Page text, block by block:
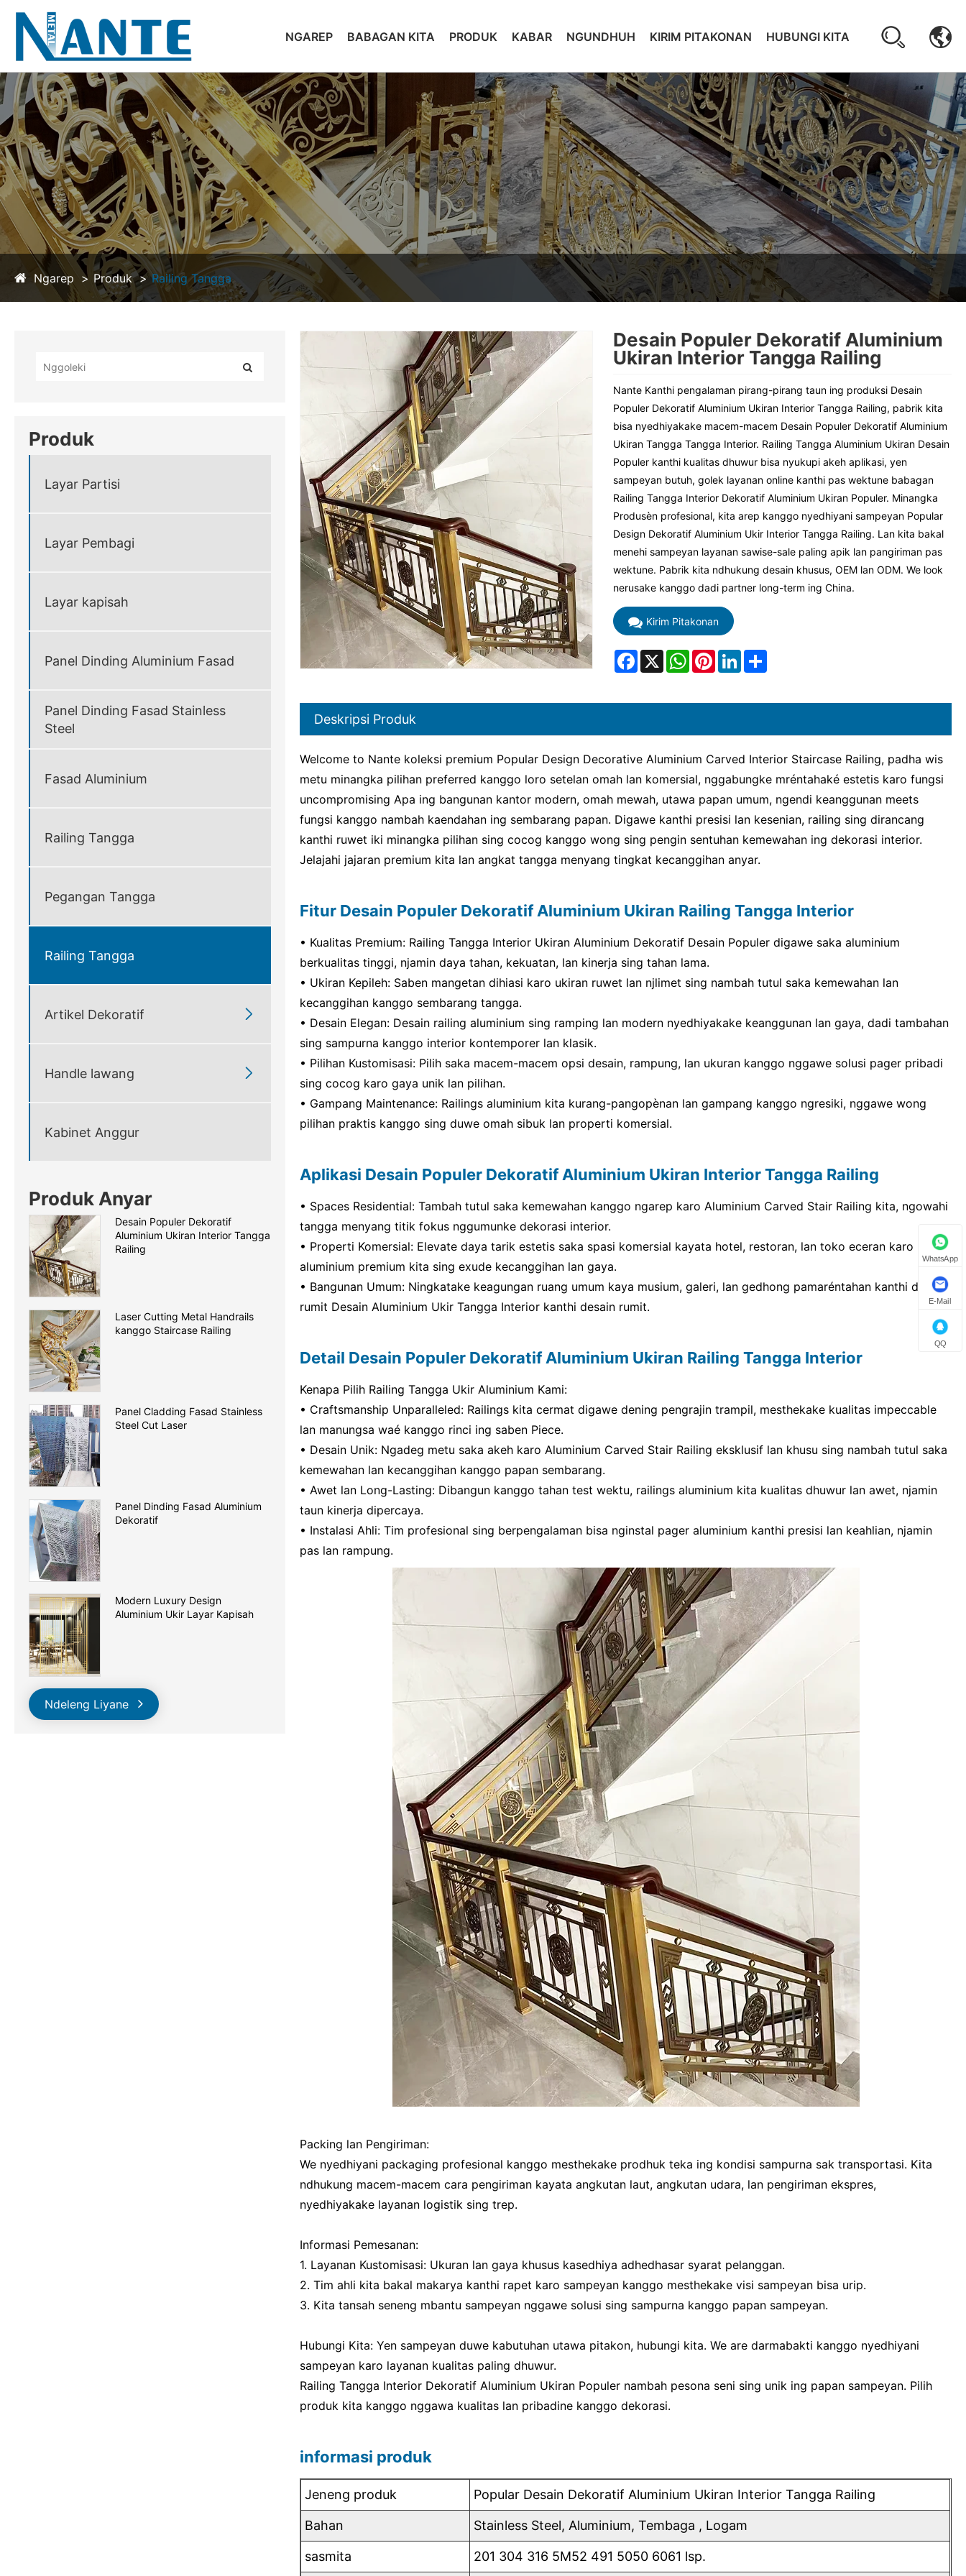
NGAREP BABAGAN KITA PRODUK KABAR NGUNDHUH KIRIM PITAKONAN HUBUNGI KITA
Ngarep Produk Railing Tangga
Produk
Layar Partisi
Layar Pembagi
Layar kapisah
Panel Dinding Aluminium Fasad
Panel Dinding Fasad Stainless
Steel
Fasad Aluminium
Railing Tangga
Pegangan Tangga
Railing Tangga
Artikel Dekoratif 
Handle lawang 
Kabinet Anggur
Produk Anyar
Desain Populer Dekoratif
Aluminium Ukiran Interior Tangga
Railing
Laser Cutting Metal Handrails
kanggo Staircase Railing
Panel Cladding Fasad Stainless
Steel Cut Laser
Panel Dinding Fasad Aluminium
Dekoratif
Modern Luxury Design
Aluminium Ukir Layar Kapisah
Ndeleng Liyane
Desain Populer Dekoratif Aluminium
Ukiran Interior Tangga Railing
Nante Kanthi pengalaman pirang-pirang taun ing produksi Desain
Populer Dekoratif Aluminium Ukiran Interior Tangga Railing, pabrik kita
bisa nyedhiyakake macem-macem Desain Populer Dekoratif Aluminium
Ukiran Tangga Tangga Interior. Railing Tangga Aluminium Ukiran Desain
Populer kanthi kualitas dhuwur bisa nyukupi akeh aplikasi, yen
sampeyan butuh, golek layanan online kanthi pas wektune babagan
Railing Tangga Interior Dekoratif Aluminium Ukiran Populer. Minangka
Produsèn profesional, kita arep kanggo nyedhiyani sampeyan Popular
Design Dekoratif Aluminium Ukir Interior Tangga Railing. Lan kita bakal
menehi sampeyan layanan sawise-sale paling apik lan pangiriman pas
wektune. Pabrik kita ndhukung desain khusus, OEM lan ODM. We look
nerusake kanggo dadi partner long-term ing China.
Kirim Pitakonan
Facebook
X WhatsAppPinterestLinkedInShare
Deskripsi Produk
Welcome to Nante koleksi premium Popular Design Decorative Aluminium Carved Interior Staircase Railing, padha wis
metu minangka pilihan preferred kanggo loro setelan omah lan komersial, nggabungke mréntahaké estetis karo fungsi
uncompromising Apa ing bangunan kantor modern, omah mewah, utawa papan umum, ngendi keanggunan meets
fungsi kanggo nambah kaendahan ing sembarang papan. Digawe kanthi presisi lan kesenian, railing sing dirancang
kanthi ruwet iki minangka pilihan sing cocog kanggo wong sing pengin sentuhan kemewahan ing dekorasi interior.
Jelajahi jajaran premium kita lan angkat tangga menyang tingkat kecanggihan anyar.
Fitur Desain Populer Dekoratif Aluminium Ukiran Railing Tangga Interior
• Kualitas Premium: Railing Tangga Interior Ukiran Aluminium Dekoratif Desain Populer digawe saka aluminium
berkualitas tinggi, njamin daya tahan, kekuatan, lan kinerja sing tahan lama.
• Ukiran Kepileh: Saben mangetan dihiasi karo ukiran ruwet lan njlimet sing nambah tutul saka kemewahan lan
kecanggihan kanggo sembarang tangga.
• Desain Elegan: Desain railing aluminium sing ramping lan modern nyedhiyakake keanggunan lan gaya, dadi tambahan
sing sampurna kanggo interior kontemporer lan klasik.
• Pilihan Kustomisasi: Pilih saka macem-macem opsi desain, rampung, lan ukuran kanggo nggawe solusi pager pribadi
sing cocog karo gaya unik lan pilihan.
• Gampang Maintenance: Railings aluminium kita kurang-pangopènan lan gampang kanggo ngresiki, nggawe wong
pilihan praktis kanggo sing duwe omah sibuk lan properti komersial.
Aplikasi Desain Populer Dekoratif Aluminium Ukiran Interior Tangga Railing
• Spaces Residential: Tambah tutul saka kemewahan kanggo ngarep karo Aluminium Carved Stair Railing kita, ngowahi
tangga menyang titik fokus nggumunke dekorasi interior.
• Properti Komersial: Elevate daya tarik estetis saka spasi komersial kayata hotel, restoran, lan toko eceran karo pager
aluminium premium kita sing exude kecanggihan lan gaya.
• Bangunan Umum: Ningkatake keagungan ruang umum kaya musium, galeri, lan gedhong pamaréntahan kanthi desain
rumit Desain Aluminium Ukir Tangga Interior kanthi desain rumit.
Detail Desain Populer Dekoratif Aluminium Ukiran Railing Tangga Interior
Kenapa Pilih Railing Tangga Ukir Aluminium Kami:
• Craftsmanship Unparalleled: Railings kita cermat digawe dening pengrajin trampil, mesthekake kualitas impeccable
lan manungsa waé kanggo rinci ing saben Piece.
• Desain Unik: Ngadeg metu saka akeh karo Aluminium Carved Stair Railing eksklusif lan khusu sing nambah tutul saka
kemewahan lan kecanggihan kanggo papan sembarang.
• Awet lan Long-Lasting: Dibangun kanggo tahan test wektu, railings aluminium kita kualitas dhuwur lan awet, njamin
taun kinerja dipercaya.
• Instalasi Ahli: Tim profesional sing berpengalaman bisa nginstal pager aluminium kanthi presisi lan keahlian, njamin
pas lan rampung.
Packing lan Pengiriman:
We nyedhiyani packaging profesional kanggo mesthekake prodhuk teka ing kondisi sampurna sak transportasi. Kita
ndhukung macem-macem cara pengiriman kayata angkutan laut, angkutan udara, lan pengiriman ekspres,
nyedhiyakake layanan logistik sing trep.
Informasi Pemesanan:
1. Layanan Kustomisasi: Ukuran lan gaya khusus kasedhiya adhedhasar syarat pelanggan.
2. Tim ahli kita bakal makarya kanthi rapet karo sampeyan kanggo mesthekake visi sampeyan bisa urip.
3. Kita tansah seneng mbantu sampeyan nggawe solusi sing sampurna kanggo papan sampeyan.
Hubungi Kita: Yen sampeyan duwe kabutuhan utawa pitakon, hubungi kita. We are darmabakti kanggo nyedhiyani
sampeyan karo layanan kualitas paling dhuwur.
Railing Tangga Interior Dekoratif Aluminium Ukiran Populer nambah pesona seni sing unik ing papan sampeyan. Pilih
produk kita kanggo nggawa kualitas lan pribadine kanggo dekorasi.
informasi produk
Jeneng produk Popular Desain Dekoratif Aluminium Ukiran Interior Tangga Railing
Bahan Stainless Steel, Aluminium, Tembaga , Logam
sasmita 201 304 316 5M52 491 5050 6061 lsp.
WhatsApp
E-Mail
QQ